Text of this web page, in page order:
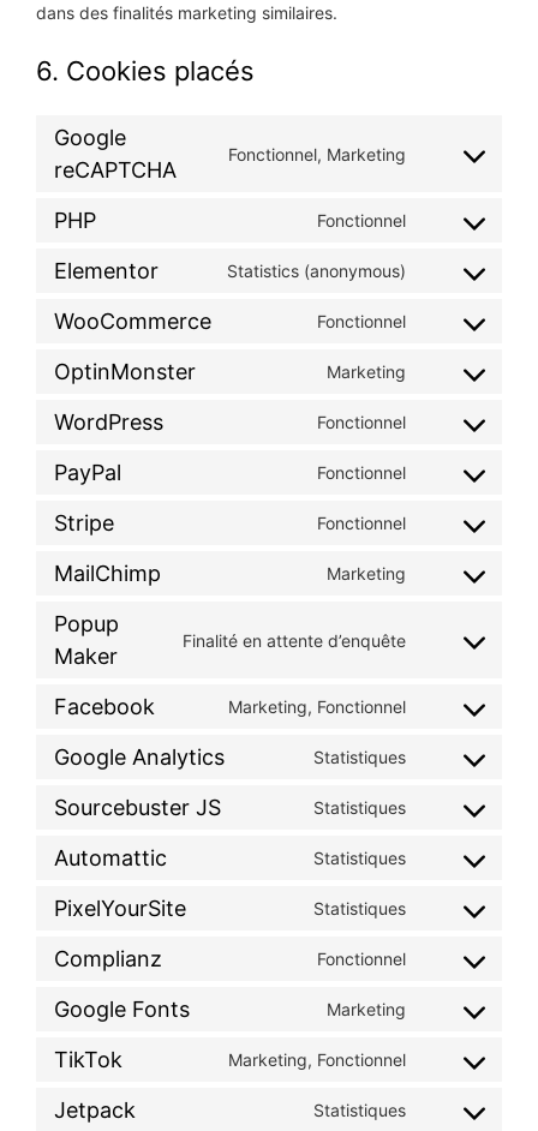
dans des finalités marketing similaires.
6. Cookies placés
Google
reCAPTCHA
Fonctionnel, Marketing
PHP Fonctionnel
Elementor Statistics (anonymous)
WooCommerce Fonctionnel
OptinMonster Marketing
WordPress Fonctionnel
PayPal Fonctionnel
Stripe Fonctionnel
MailChimp Marketing
Popup
Maker
Finalité en attente d’enquête
Facebook Marketing, Fonctionnel
Google Analytics Statistiques
Sourcebuster JS Statistiques
Automattic Statistiques
PixelYourSite Statistiques
Complianz Fonctionnel
Google Fonts Marketing
TikTok Marketing, Fonctionnel
Jetpack Statistiques